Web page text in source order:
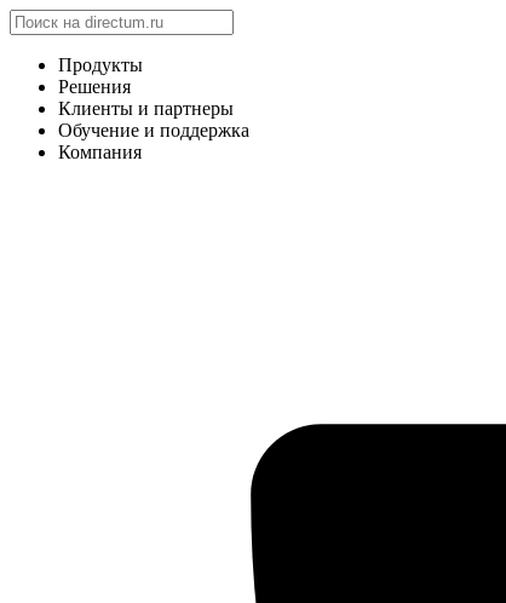
Продукты
Решения
Клиенты и партнеры
Обучение и поддержка
Компания